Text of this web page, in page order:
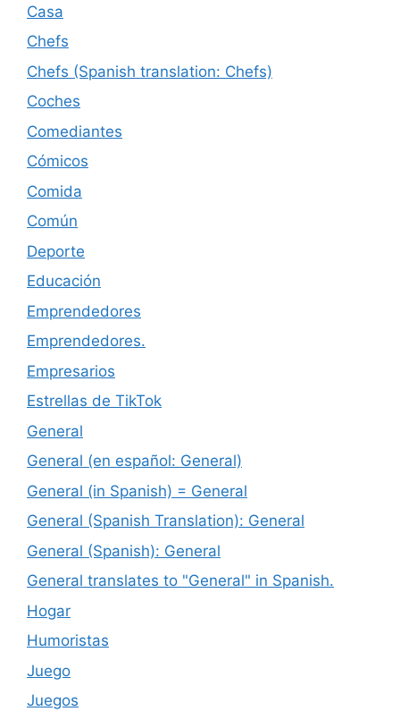
Casa
Chefs
Chefs (Spanish translation: Chefs)
Coches
Comediantes
Cómicos
Comida
Común
Deporte
Educación
Emprendedores
Emprendedores.
Empresarios
Estrellas de TikTok
General
General (en español: General)
General (in Spanish) = General
General (Spanish Translation): General
General (Spanish): General
General translates to "General" in Spanish.
Hogar
Humoristas
Juego
Juegos